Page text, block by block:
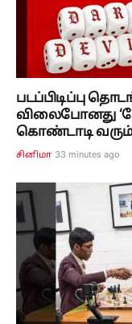
படப்பிடிப்பு
விலைபோனது
கொண்டாடி வரும்
சினிமா 33 minutes ago